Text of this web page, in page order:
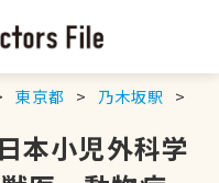
東京都 乃木坂駅
本小児外科学